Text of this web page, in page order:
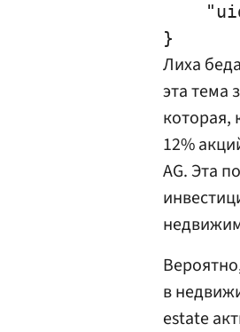
Лиха
эта тема
которая,
12%
AG. Эта
в
estate